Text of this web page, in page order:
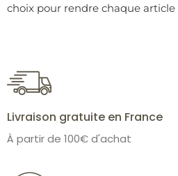
choix pour rendre chaque article
Livraison gratuite en France
À partir de 100€ d'achat